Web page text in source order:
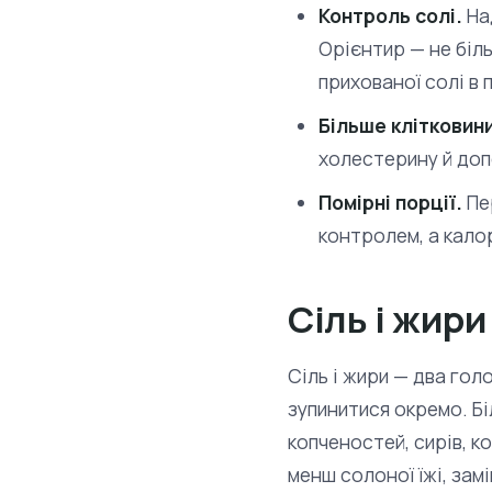
Контроль солі.
Орієнтир — не
прихованої солі в
Більше
холестерину й
Помірні порції.
контролем, а
Сіль і
Сіль і жири — два
зупинитися окремо.
копченостей, сирів,
менш солоної їжі,